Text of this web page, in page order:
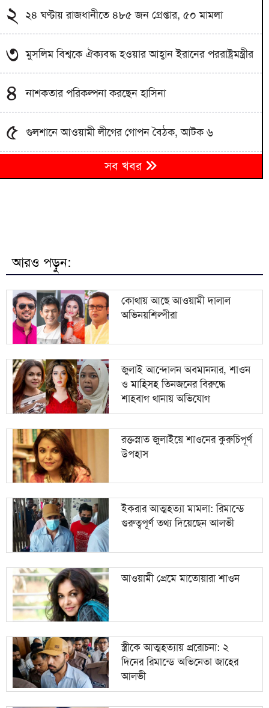
২ ২৪ ঘণ্টায় রাজধানীতে ৪৮৫ জন গ্রেপ্তার, ৫০ মামলা
৩ মুসলিম বিশ্বকে ঐক্যবদ্ধ হওয়ার আহ্বান ইরানের পররাষ্ট্রমন্ত্রীর
৪ নাশকতার পরিকল্পনা করছেন হাসিনা
৫ গুলশানে আওয়ামী লীগের গোপন বৈঠক, আটক ৬
কসবায় র‍্যাবের বড় অভিযান: ২৬৪ কেজি গাঁজাসহ যুবক
গ্রেপ্তার
৯ মন্ত্রিসভায় রদবদল, আসছে নতুন মুখ
১০ বোমা হামলার শঙ্কায় দেশজুড়ে পুলিশের হাই অ্যালার্ট
সব খবর
আরও পড়ুন:
কোথায় আছে আওয়ামী দালাল
অভিনয়শিল্পীরা
জুলাই আন্দোলন অবমাননার, শাওন
ও মাহিসহ তিনজনের বিরুদ্ধে
শাহবাগ থানায় অভিযোগ
রক্তস্নাত জুলাইয়ে শাওনের কুরুচিপূর্ণ
উপহাস
ইকরার আত্মহত্যা মামলা: রিমান্ডে
গুরুত্বপূর্ণ তথ্য দিয়েছেন আলভী
আওয়ামী প্রেমে মাতোয়ারা শাওন
স্ত্রীকে আত্মহত্যায় প্ররোচনা: ২
দিনের রিমান্ডে অভিনেতা জাহের
আলভী